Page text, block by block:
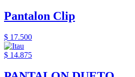
Pantalon Clip
$ 17.500
$ 14.875